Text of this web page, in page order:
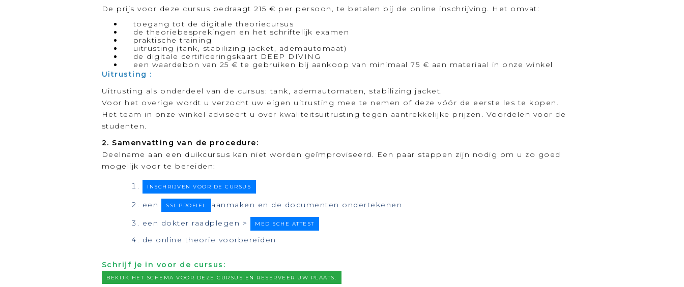
De prijs voor deze cursus bedraagt 215 € per persoon, te betalen bij de online inschrijving. Het omvat:
toegang tot de digitale theoriecursus
de theoriebesprekingen en het schriftelijk examen
praktische training
uitrusting (tank, stabilizing jacket, ademautomaat)
de digitale certificeringskaart DEEP DIVING
een waardebon van 25 € te gebruiken bij aankoop van minimaal 75 € aan materiaal in onze winkel
Uitrusting :
Uitrusting als onderdeel van de cursus: tank, ademautomaten, stabilizing jacket.
Voor het overige wordt u verzocht uw eigen uitrusting mee te nemen of deze vóór de eerste les te kopen.
Het team in onze winkel adviseert u over kwaliteitsuitrusting tegen aantrekkelijke prijzen. Voordelen voor de
studenten.
2. Samenvatting van de procedure:
Deelname aan een duikcursus kan niet worden geïmproviseerd. Een paar stappen zijn nodig om u zo goed
mogelijk voor te bereiden:
INSCHRIJVEN VOOR DE CURSUS
een SSI-PROFIEL aanmaken en de documenten ondertekenen
een dokter raadplegen > MEDISCHE ATTEST
de online theorie voorbereiden
Schrijf je in voor de cursus:
BEKIJK HET SCHEMA VOOR DEZE CURSUS EN RESERVEER UW PLAATS.